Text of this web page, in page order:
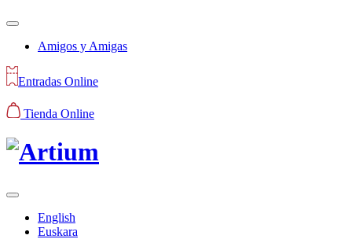
Amigos y Amigas
Entradas Online
Tienda Online
English
Euskara